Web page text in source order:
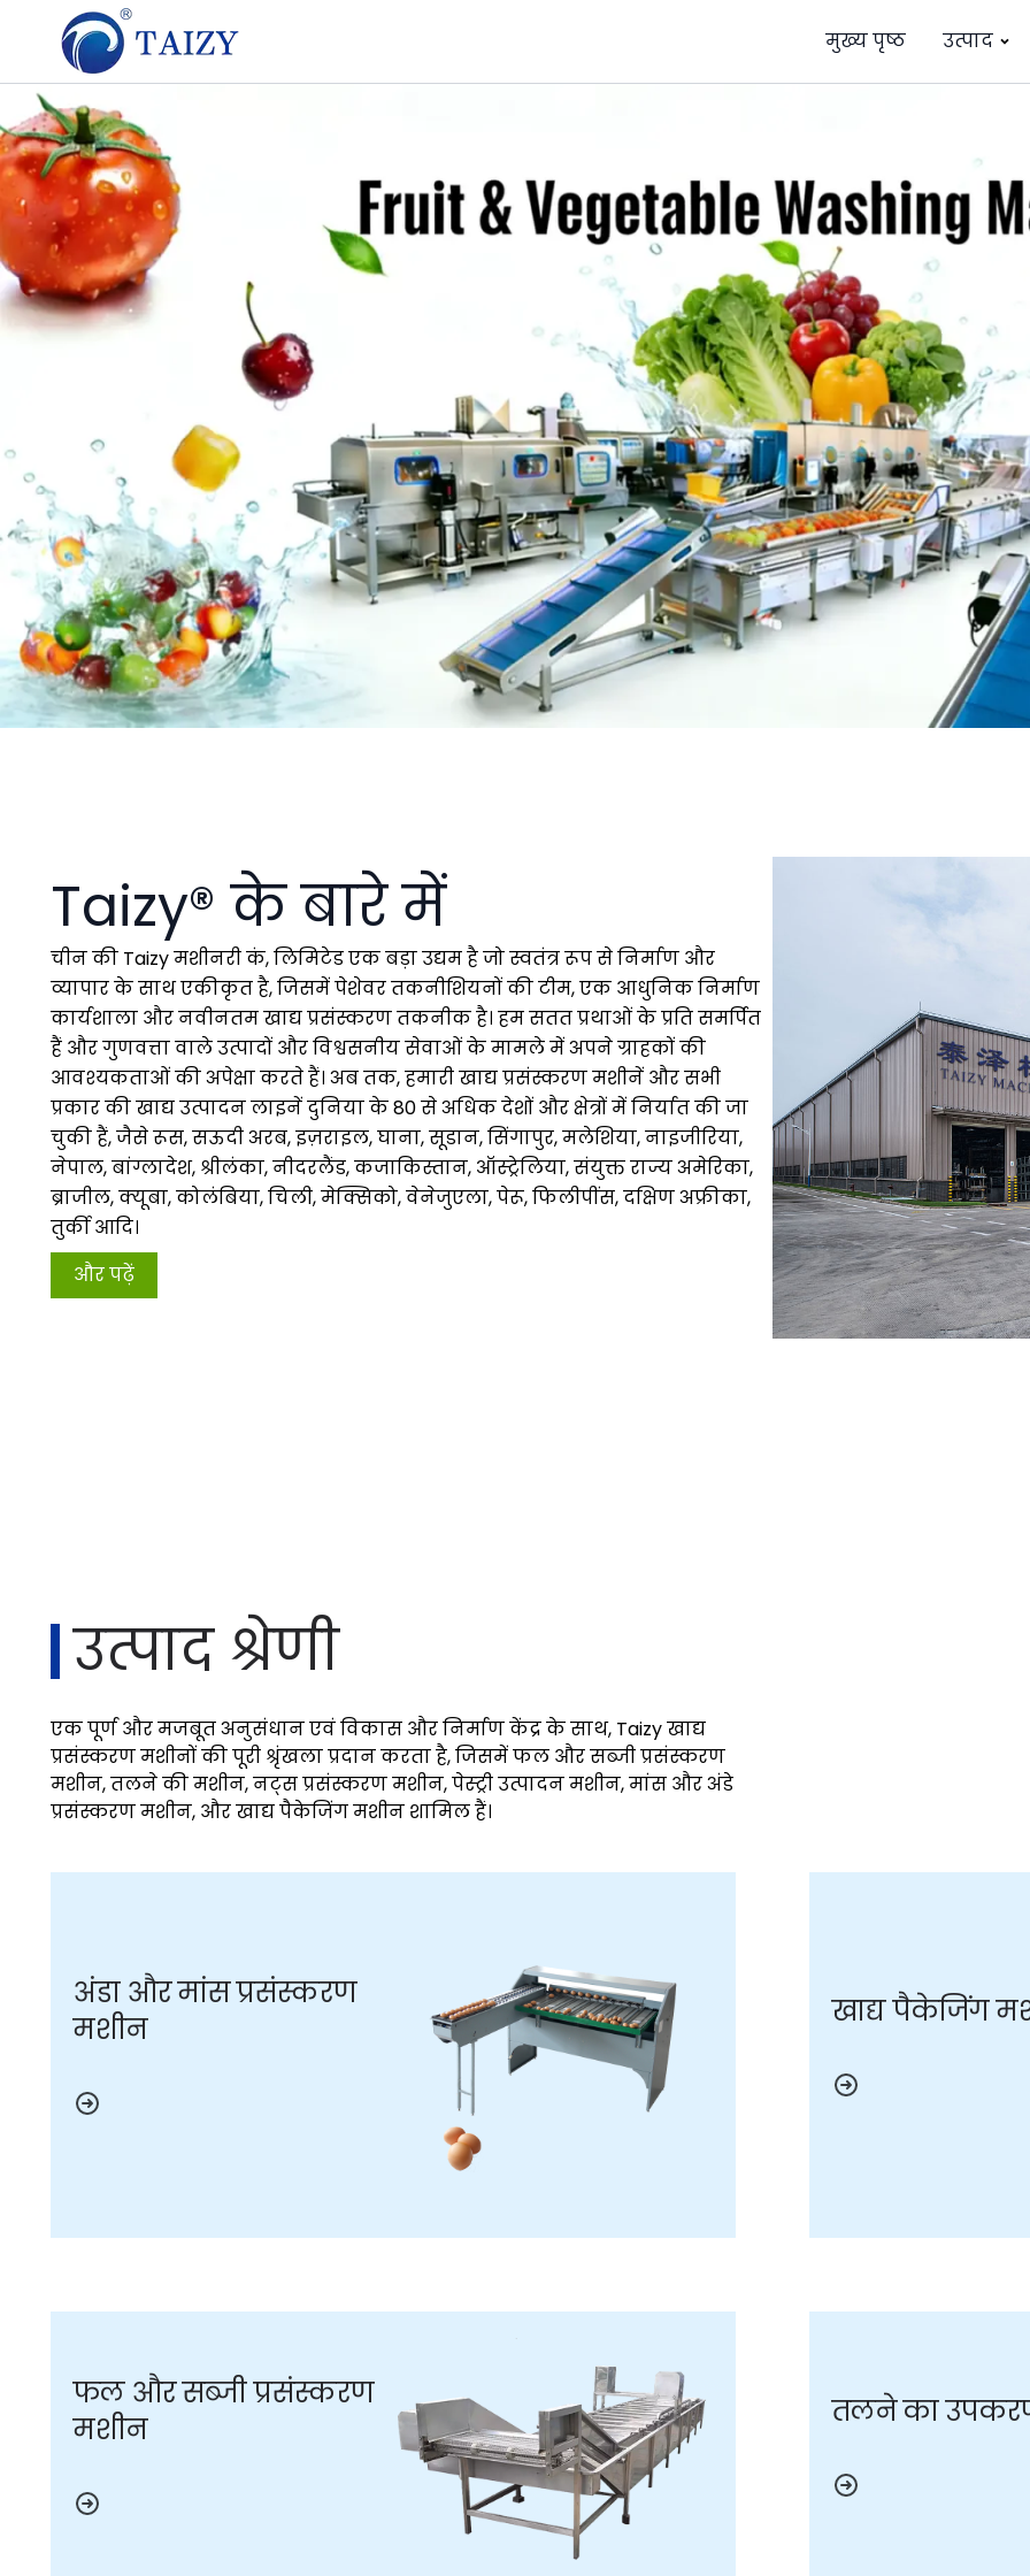
मुख्य पृष्ठ उत्पाद
Taizy® के बारे में
चीन की Taizy मशीनरी कं, लिमिटेड एक बड़ा उद्यम है जो स्वतंत्र रूप से निर्माण और
व्यापार के साथ एकीकृत है, जिसमें पेशेवर तकनीशियनों की टीम, एक आधुनिक निर्माण
कार्यशाला और नवीनतम खाद्य प्रसंस्करण तकनीक है। हम सतत प्रथाओं के प्रति समर्पित
हैं और गुणवत्ता वाले उत्पादों और विश्वसनीय सेवाओं के मामले में अपने ग्राहकों की
आवश्यकताओं की अपेक्षा करते हैं। अब तक, हमारी खाद्य प्रसंस्करण मशीनें और सभी
प्रकार की खाद्य उत्पादन लाइनें दुनिया के 80 से अधिक देशों और क्षेत्रों में निर्यात की जा
चुकी हैं, जैसे रूस, सऊदी अरब, इज़राइल, घाना, सूडान, सिंगापुर, मलेशिया, नाइजीरिया,
नेपाल, बांग्लादेश, श्रीलंका, नीदरलैंड, कजाकिस्तान, ऑस्ट्रेलिया, संयुक्त राज्य अमेरिका,
ब्राजील, क्यूबा, कोलंबिया, चिली, मेक्सिको, वेनेजुएला, पेरू, फिलीपींस, दक्षिण अफ्रीका,
तुर्की आदि।
और पढ़ें
उत्पाद श्रेणी
एक पूर्ण और मजबूत अनुसंधान एवं विकास और निर्माण केंद्र के साथ, Taizy खाद्य
प्रसंस्करण मशीनों की पूरी श्रृंखला प्रदान करता है, जिसमें फल और सब्जी प्रसंस्करण
मशीन, तलने की मशीन, नट्स प्रसंस्करण मशीन, पेस्ट्री उत्पादन मशीन, मांस और अंडे
प्रसंस्करण मशीन, और खाद्य पैकेजिंग मशीन शामिल हैं।
अंडा और मांस प्रसंस्करण
मशीन
खाद्य पैकेजिंग
फल और सब्जी प्रसंस्करण
मशीन
तलने का